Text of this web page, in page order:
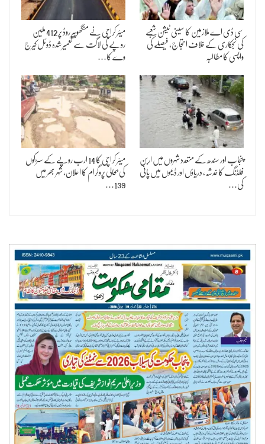
سی ڈی اے ملازمین کا سینی ٹیشن شعبے
کی نجکاری کے خلاف احتجاج، فیصلے کی
واپسی کا مطالبہ
میئر کراچی نے منگھوپیر روڈ پر 412 ملین
روپے کی لاگت سے تعمیر شدہ ڈوئل کیرج
وے کا…
پنجاب اور سندھ کے متعدد شہروں میں اربن
فلڈنگ کا خدشہ، دریاؤں اور ڈیموں میں پانی
کی…
میئر کراچی کا 14 ارب روپے کے سڑکوں
کی بحالی پروگرام کا اعلان، شہر بھر میں
139…